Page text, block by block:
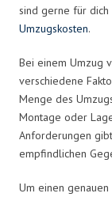
sind gerne für
Umzugskosten.
Bei einem Umzug
verschiedene
Menge des
Montage oder
Anforderungen
empfindlichen
Um einen